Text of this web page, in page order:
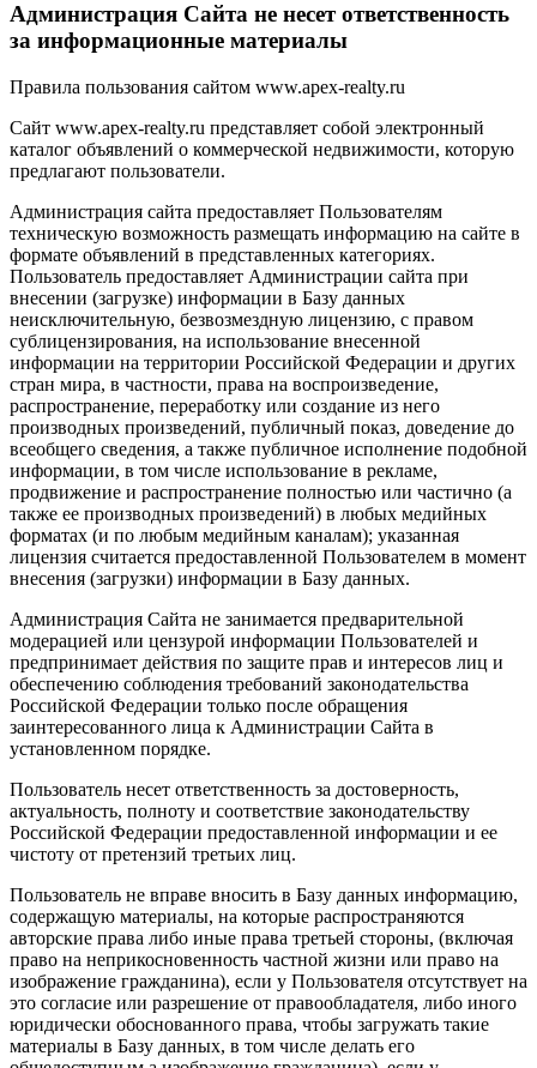
Администрация Сайта не несет ответственность
за информационные материалы
Правила пользования сайтом www.apex-realty.ru
Сайт www.apex-realty.ru представляет собой электронный
каталог объявлений о коммерческой недвижимости, которую
предлагают пользователи.
Администрация сайта предоставляет Пользователям
техническую возможность размещать информацию на сайте в
формате объявлений в представленных категориях.
Пользователь предоставляет Администрации сайта при
внесении (загрузке) информации в Базу данных
неисключительную, безвозмездную лицензию, с правом
сублицензирования, на использование внесенной
информации на территории Российской Федерации и других
стран мира, в частности, права на воспроизведение,
распространение, переработку или создание из него
производных произведений, публичный показ, доведение до
всеобщего сведения, а также публичное исполнение подобной
информации, в том числе использование в рекламе,
продвижение и распространение полностью или частично (а
также ее производных произведений) в любых медийных
форматах (и по любым медийным каналам); указанная
лицензия считается предоставленной Пользователем в момент
внесения (загрузки) информации в Базу данных.
Администрация Сайта не занимается предварительной
модерацией или цензурой информации Пользователей и
предпринимает действия по защите прав и интересов лиц и
обеспечению соблюдения требований законодательства
Российской Федерации только после обращения
заинтересованного лица к Администрации Сайта в
установленном порядке.
Пользователь несет ответственность за достоверность,
актуальность, полноту и соответствие законодательству
Российской Федерации предоставленной информации и ее
чистоту от претензий третьих лиц.
Пользователь не вправе вносить в Базу данных информацию,
содержащую материалы, на которые распространяются
авторские права либо иные права третьей стороны, (включая
право на неприкосновенность частной жизни или право на
изображение гражданина), если у Пользователя отсутствует на
это согласие или разрешение от правообладателя, либо иного
юридически обоснованного права, чтобы загружать такие
материалы в Базу данных, в том числе делать его